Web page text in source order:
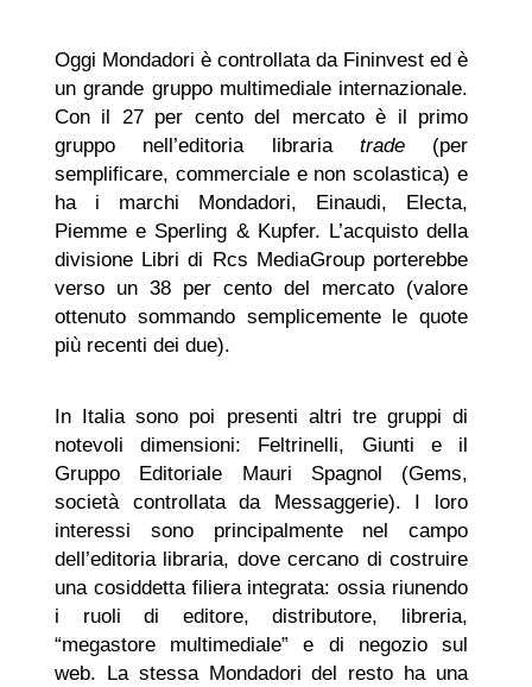
Oggi Mondadori è controllata da Fininvest ed è
un grande gruppo multimediale internazionale.
Con il 27 per cento del mercato è il primo
gruppo nell’editoria libraria trade(per
semplificare, commerciale e non scolastica) e
ha i marchi Mondadori, Einaudi, Electa,
Piemme e Sperling & Kupfer. L’acquisto della
divisione Libri di Rcs MediaGroup porterebbe
verso un 38 per cento del mercato (valore
ottenuto sommando semplicemente le quote
più recenti dei due).
In Italia sono poi presenti altri tre gruppi di
notevoli dimensioni: Feltrinelli, Giunti e il
Gruppo Editoriale Mauri Spagnol (Gems,
società controllata da Messaggerie). I loro
interessi sono principalmente nel campo
dell’editoria libraria, dove cercano di costruire
una cosiddetta filiera integrata: ossia riunendo
i ruoli di editore, distributore, libreria,
“megastore multimediale” e di negozio sul
web. La stessa Mondadori del resto ha una